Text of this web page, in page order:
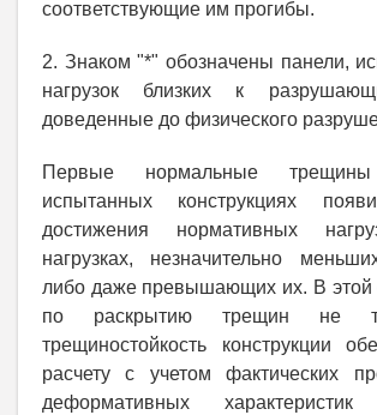
соответствующие им прогибы.
2. Знаком "*" обозначены панели,
нагрузок близких к
доведенные до физического
Первые нормальные
испытанных конструкциях
достижения нормативных
нагрузках, незначительно
либо даже превышающих их. В этой
по раскрытию трещин не
трещиностойкость конструкции
расчету с учетом фактических
деформативных